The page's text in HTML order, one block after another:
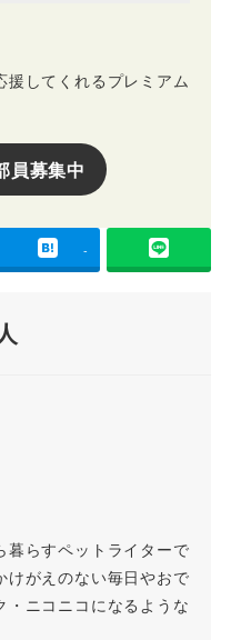
援してくれるプレミアム
員募集中
-
暮らすペットライターで
けがえのない毎日やおで
ニコニコになるような